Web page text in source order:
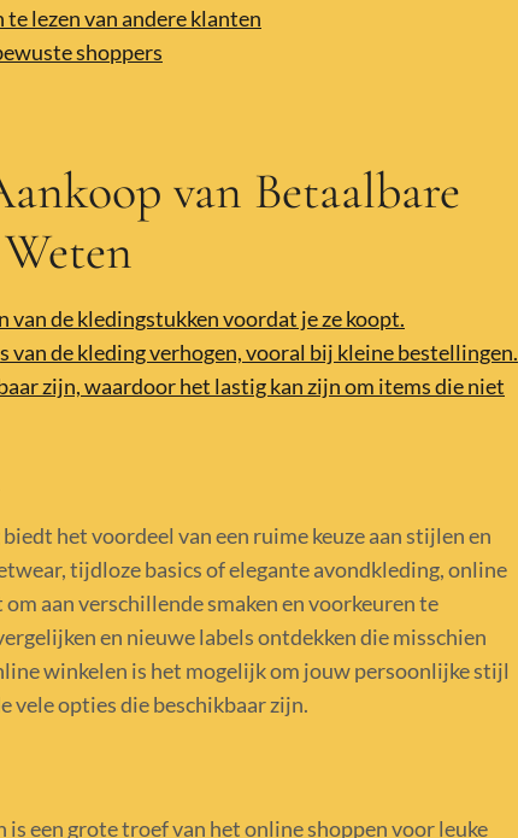
lezen van andere klanten
shoppers
van Betaalbare
de kledingstukken voordat je ze koopt.
de kleding verhogen, vooral bij kleine bestellingen.
zijn, waardoor het lastig kan zijn om items die niet
het voordeel van een ruime keuze aan stijlen en
tijdloze basics of elegante avondkleding, online
aan verschillende smaken en voorkeuren te
en nieuwe labels ontdekken die misschien
winkelen is het mogelijk om jouw persoonlijke stijl
vele opties die beschikbaar zijn.
een grote troef van het online shoppen voor leuke